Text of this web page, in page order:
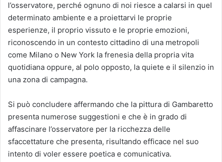
l’osservatore, perché ognuno di noi riesce a calarsi in quel
determinato ambiente e a proiettarvi le proprie
esperienze, il proprio vissuto e le proprie emozioni,
riconoscendo in un contesto cittadino di una metropoli
come Milano o New York la frenesia della propria vita
quotidiana oppure, al polo opposto, la quiete e il silenzio in
una zona di campagna.
Si può concludere affermando che la pittura di Gambaretto
presenta numerose suggestioni e che è in grado di
affascinare l’osservatore per la ricchezza delle
sfaccettature che presenta, risultando efficace nel suo
intento di voler essere poetica e comunicativa.